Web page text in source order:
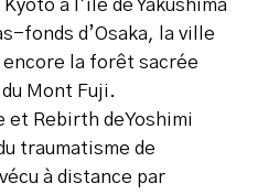
à l’île de Yakushima
fonds d’Osaka, la ville
encore la forêt sacrée
du Mont Fuji.
et Rebirth deYoshimi
traumatisme de
à distance par